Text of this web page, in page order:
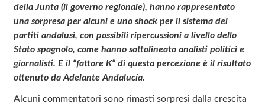
della Junta (il governo regionale), hanno rappresentato
una sorpresa per alcuni e uno shock per il sistema dei
partiti andalusi, con possibili ripercussioni a livello dello
Stato spagnolo, come hanno sottolineato analisti politici e
giornalisti. E il “fattore K” di questa percezione è il risultato
ottenuto da Adelante Andalucía.
Alcuni commentatori sono rimasti sorpresi dalla crescita